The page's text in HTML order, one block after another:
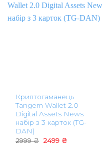
Криптогаманець
Tangem Wallet 2.0
Digital Assets News
набір з 3 карток (TG-
DAN)
2999₴ Оригінальна
2499 ₴Поточна